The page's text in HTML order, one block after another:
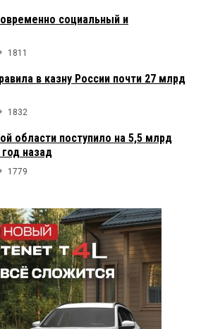
социальный и
1811
в казну России почти 27 млрд
1832
области поступило на 5,5 млрд
назад
1779